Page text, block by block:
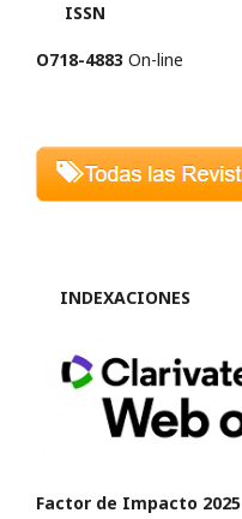
ISSN
O718-4883 On-line
INDEXACIONES
Factor de Impacto 2025